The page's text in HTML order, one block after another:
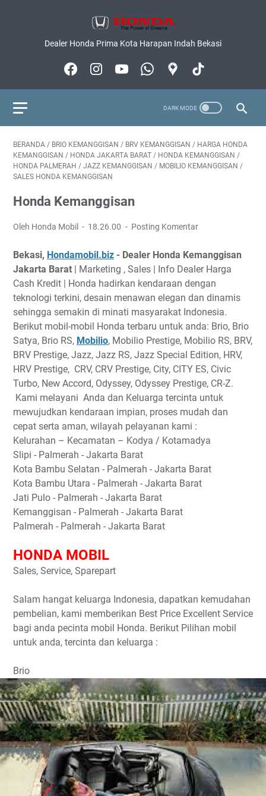
Dealer Honda Prima Kota Harapan Indah Bekasi
BERANDA / BRIO KEMANGGISAN / BRV KEMANGGISAN / HARGA HONDA
KEMANGGISAN / HONDA JAKARTA BARAT / HONDA KEMANGGISAN /
HONDA PALMERAH / JAZZ KEMANGGISAN / MOBILIO KEMANGGISAN /
SALES HONDA KEMANGGISAN
Honda Kemanggisan
Oleh Honda Mobil 18.26.00 Posting Komentar
Bekasi, Hondamobil.biz - Dealer Honda Kemanggisan
Jakarta Barat | Marketing , Sales | Info Dealer Harga
Cash Kredit | Honda hadirkan kendaraan dengan
teknologi terkini, desain menawan elegan dan dinamis
sehingga semakin di minati masyarakat Indonesia.
Berikut mobil-mobil Honda terbaru untuk anda: Brio, Brio
Satya, Brio RS, Mobilio, Mobilio Prestige, Mobilio RS, BRV,
BRV Prestige, Jazz, Jazz RS, Jazz Special Edition, HRV,
HRV Prestige, CRV, CRV Prestige, City, CITY ES, Civic
Turbo, New Accord, Odyssey, Odyssey Prestige, CR-Z.
Kami melayani Anda dan Keluarga tercinta untuk
mewujudkan kendaraan impian, proses mudah dan
cepat serta aman, wilayah pelayanan kami :
Kelurahan – Kecamatan – Kodya / Kotamadya
Slipi - Palmerah - Jakarta Barat
Kota Bambu Selatan - Palmerah - Jakarta Barat
Kota Bambu Utara - Palmerah - Jakarta Barat
Jati Pulo - Palmerah - Jakarta Barat
Kemanggisan - Palmerah - Jakarta Barat
Palmerah - Palmerah - Jakarta Barat
HONDA MOBIL
Sales, Service, Sparepart
Salam hangat keluarga Indonesia, dapatkan kemudahan
pembelian, kami memberikan Best Price Excellent Service
bagi anda pecinta mobil Honda. Berikut Pilihan mobil
untuk anda, tercinta dan keluarga :
Brio